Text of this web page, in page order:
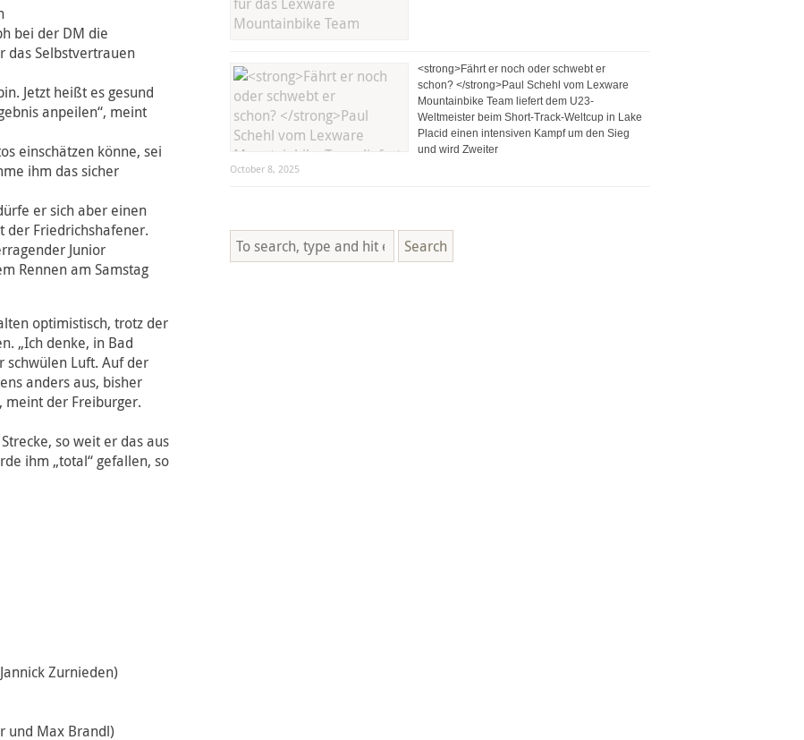
bei der DM die
das Selbstvertrauen
Jetzt heißt es gesund
anpeilen“, meint
einschätzen könne, sei
ihm das sicher
er sich aber einen
der Friedrichshafener.
Junior
Rennen am Samstag
optimistisch, trotz der
„Ich denke, in Bad
schwülen Luft. Auf der
anders aus, bisher
meint der Freiburger.
so weit er das aus
ihm „total“ gefallen, so
Zurnieden)
und Max Brandl)
<strong>Fährt er noch oder schwebt er
schon? </strong>Paul Schehl vom Lexware
Mountainbike Team liefert dem U23-
Weltmeister beim Short-Track-Weltcup in Lake
Placid einen intensiven Kampf um den Sieg
und wird Zweiter
October 8, 2025
Search